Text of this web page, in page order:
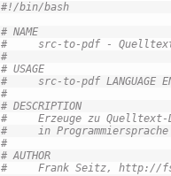
#!/bin/bash
# NAME
#     src-to-pdf - Quelltext
#
# USAGE
#     src-to-pdf LANGUAGE
#
# DESCRIPTION
#     Erzeuge zu Quelltext-
#     in Programmiersprache
#
# AUTHOR
#     Frank Seitz, http://